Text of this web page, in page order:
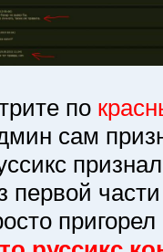
по
сам
первой